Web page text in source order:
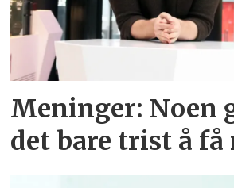
Meninger: Noen
det bare trist å få